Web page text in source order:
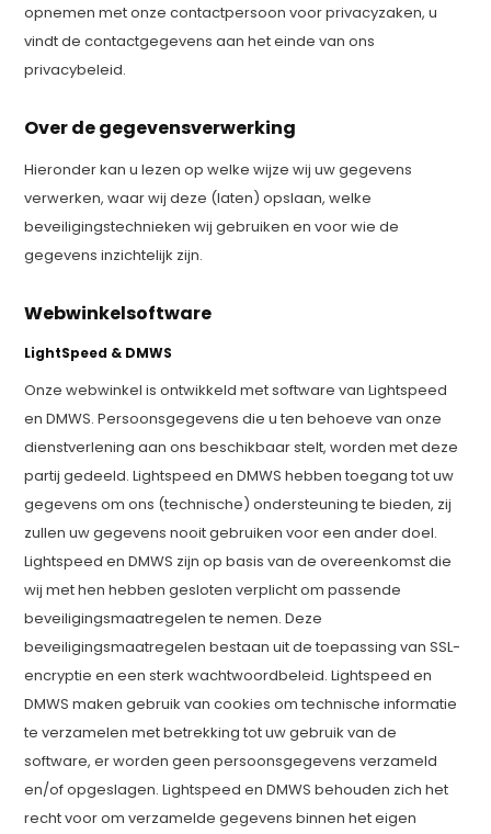
opnemen met onze contactpersoon voor privacyzaken, u
vindt de contactgegevens aan het einde van ons
privacybeleid.
Over de gegevensverwerking
Hieronder kan u lezen op welke wijze wij uw gegevens
verwerken, waar wij deze (laten) opslaan, welke
beveiligingstechnieken wij gebruiken en voor wie de
gegevens inzichtelijk zijn.
Webwinkelsoftware
LightSpeed & DMWS
Onze webwinkel is ontwikkeld met software van Lightspeed
en DMWS. Persoonsgegevens die u ten behoeve van onze
dienstverlening aan ons beschikbaar stelt, worden met deze
partij gedeeld. Lightspeed en DMWS hebben toegang tot uw
gegevens om ons (technische) ondersteuning te bieden, zij
zullen uw gegevens nooit gebruiken voor een ander doel.
Lightspeed en DMWS zijn op basis van de overeenkomst die
wij met hen hebben gesloten verplicht om passende
beveiligingsmaatregelen te nemen. Deze
beveiligingsmaatregelen bestaan uit de toepassing van SSL-
encryptie en een sterk wachtwoordbeleid. Lightspeed en
DMWS maken gebruik van cookies om technische informatie
te verzamelen met betrekking tot uw gebruik van de
software, er worden geen persoonsgegevens verzameld
en/of opgeslagen. Lightspeed en DMWS behouden zich het
recht voor om verzamelde gegevens binnen het eigen